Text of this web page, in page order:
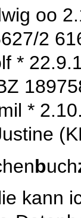
oo
2
*
*
buch
kann